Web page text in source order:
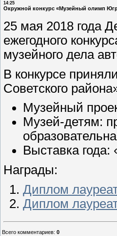
14:25
Окружной конкурс «Музейный олимп
25 мая 2018 года
ежегодного
музейного дела
В конкурсе
Советского
Музейный
Музей-детям:
Выставка
Награды:
Диплом
Диплом
Всего комментариев: 0